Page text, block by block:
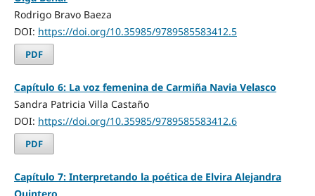
Rodrigo Bravo Baeza
DOI: https://doi.org/10.35985/9789585583412.5
PDF
Capítulo 6: La voz femenina de Carmiña Navia Velasco
Sandra Patricia Villa Castaño
DOI: https://doi.org/10.35985/9789585583412.6
PDF
Capítulo 7: Interpretando la poética de Elvira Alejandra
Quintero